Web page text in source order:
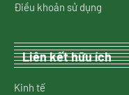
Điều khoản sử dụng
Liên kết hữu ích
Kinh tế